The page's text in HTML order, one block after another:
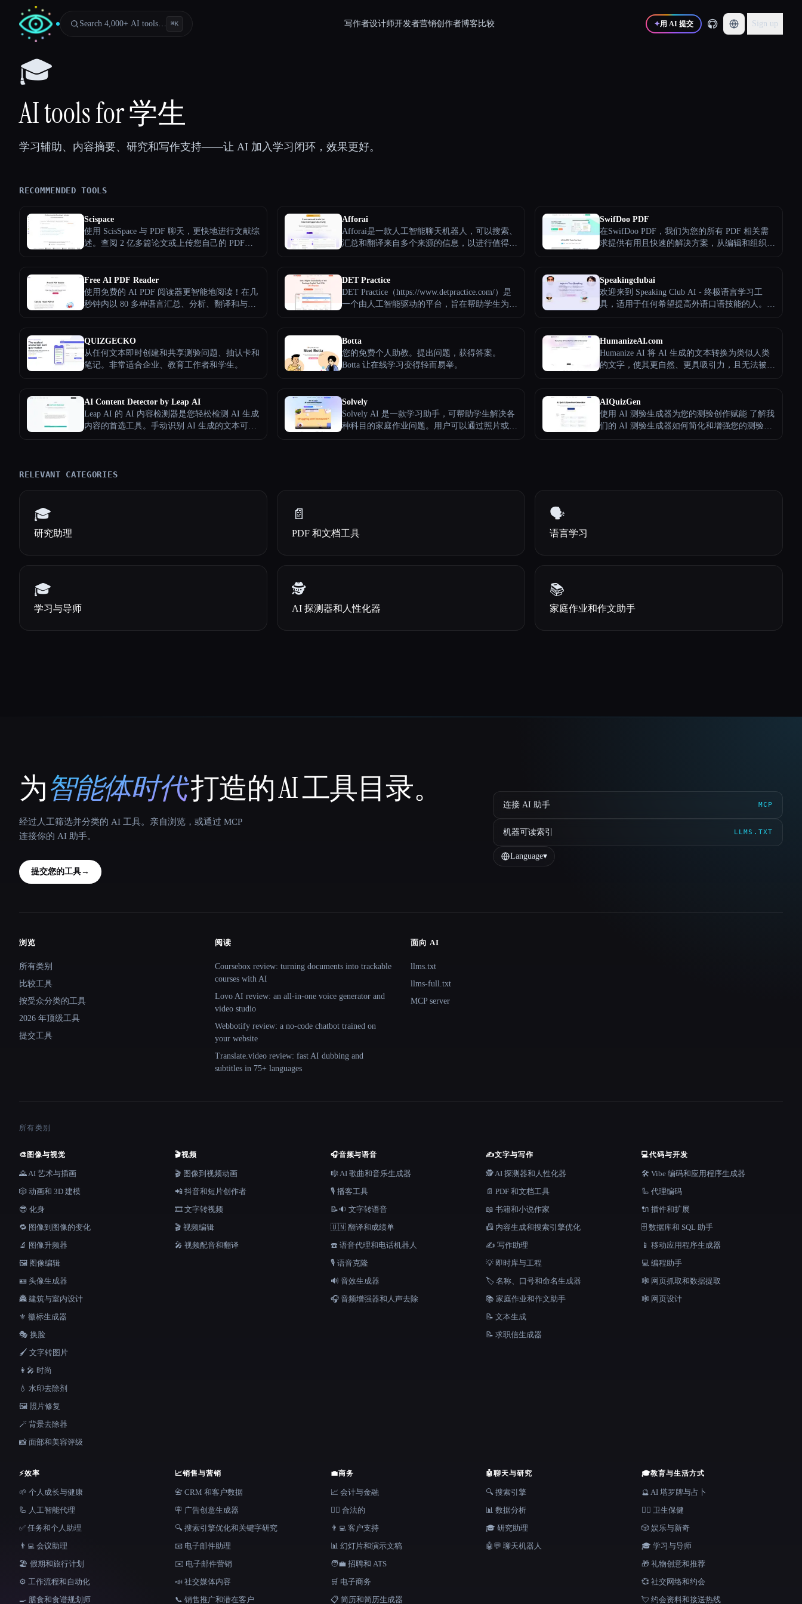
Search 4,000+ AI tools… ⌘K 写作者设计师开发者营销创作者博客 比较 ✦用 AI 提交 Sign up
🎓
AI tools for 学生
学习辅助、内容摘要、研究和写作支持——让 AI 加入学习闭环，效果更好。
RECOMMENDED TOOLS
Scispace
使用 ScisSpace 与 PDF 聊天，更快地进行文献综
述。查阅 2 亿多篇论文或上传您自己的 PDF，
Afforai
Afforai是一款人工智能聊天机器人，可以搜索、
汇总和翻译来自多个来源的信息，以进行值得信
SwifDoo PDF
在SwifDoo PDF，我们为您的所有 PDF 相关需
求提供有用且快速的解决方案，从编辑和组织到
经帮助用户处理了数百万份PDF文档。
Free AI PDF Reader
使用免费的 AI PDF 阅读器更智能地阅读！在几
秒钟内以 80 多种语言汇总、分析、翻译和与您
DET Practice
DET Practice（https://www.detpractice.com/）是
一个由人工智能驱动的平台，旨在帮助学生为
智能功能：
Speakingclubai
欢迎来到 Speaking Club AI - 终极语言学习工
具，适用于任何希望提高外语口语技能的人。借
QUIZGECKO
从任何文本即时创建和共享测验问题、抽认卡和
笔记。非常适合企业、教育工作者和学生。
Botta
您的免费个人助教。提出问题，获得答案。
Botta 让在线学习变得轻而易举。
HumanizeAI.com
Humanize AI 将 AI 生成的文本转换为类似人类
的文字，使其更自然、更具吸引力，且无法被
性。
AI Content Detector by Leap AI
Leap AI 的 AI 内容检测器是您轻松检测 AI 生成
内容的首选工具。手动识别 AI 生成的文本可能
免费的，每个人都可以永久使用。
Solvely
Solvely AI 是一款学习助手，可帮助学生解决各
种科目的家庭作业问题。用户可以通过照片或文
AIQuizGen
使用 AI 测验生成器为您的测验创作赋能 了解我
们的 AI 测验生成器如何简化和增强您的测验创
RELEVANT CATEGORIES
🎓
研究助理
📄
PDF 和文档工具
🗣️
语言学习
🎓
学习与导师
🕵️
AI 探测器和人性化器
📚
家庭作业和作文助手
That AI Collection
为智能体时代打造的 AI 工具目录。
经过人工筛选并分类的 AI 工具。亲自浏览，或通过 MCP
连接你的 AI 助手。
提交您的工具→
连接 AI 助手 MCP
机器可读索引 LLMS.TXT
Language▾
Site navigation
浏览
所有类别
比较工具
按受众分类的工具
2026 年顶级工具
提交工具
阅读
Coursebox review: turning documents into trackable
courses with AI
Lovo AI review: an all-in-one voice generator and
video studio
Webbotify review: a no-code chatbot trained on
your website
Translate.video review: fast AI dubbing and
subtitles in 75+ languages
面向 AI
llms.txt
llms-full.txt
MCP server
所有类别
🎨 图像与视觉
🌄 AI 艺术与插画
🎲 动画和 3D 建模
😎 化身
🔁 图像到图像的变化
🔬 图像升频器
🖼️ 图像编辑
🪪 头像生成器
🏯 建筑与室内设计
⚜️ 徽标生成器
🎭 换脸
🖌️ 文字转图片
👩‍🎤 时尚
💧 水印去除剂
🖼️ 照片修复
🪄 背景去除器
📸 面部和美容评级
🎬视频
🎬 图像到视频动画
📲 抖音和短片创作者
🎞️ 文字转视频
🎬 视频编辑
🎤 视频配音和翻译
🎧音频与语音
🎼 AI 歌曲和音乐生成器
🎙️ 播客工具
📝🔉 文字转语音
🇺🇳 翻译和成绩单
☎️ 语音代理和电话机器人
🎙️ 语音克隆
🔊 音效生成器
🎧 音频增强器和人声去除
✍️文字与写作
🕵️ AI 探测器和人性化器
📄 PDF 和文档工具
📖 书籍和小说作家
📠 内容生成和搜索引擎优化
✍️ 写作助理
💡 即时库与工程
🏷️ 名称、口号和命名生成器
📚 家庭作业和作文助手
📝 文本生成
📝 求职信生成器
💻代码与开发
🛠️ Vibe 编码和应用程序生成器
🦾 代理编码
🔌 插件和扩展
🗄️ 数据库和 SQL 助手
📱 移动应用程序生成器
💻 编程助手
🕸️ 网页抓取和数据提取
🕸 网页设计
⚡效率
🌱 个人成长与健康
🦾 人工智能代理
✅ 任务和个人助理
👨‍💻 会议助理
🏖 假期和旅行计划
⚙️ 工作流程和自动化
🍳 膳食和食谱规划师
📈销售与营销
📇 CRM 和客户数据
🪧 广告创意生成器
🔍 搜索引擎优化和关键字研究
📧 电子邮件助理
✉️ 电子邮件营销
📣 社交媒体内容
📞 销售推广和潜在客户
💼商务
📈 会计与金融
👩‍⚖️ 合法的
👨‍💻 客户支持
📊 幻灯片和演示文稿
🧑‍💼 招聘和 ATS
🛒 电子商务
📋 简历和简历生成器
🤖聊天与研究
🔍 搜索引擎
📊 数据分析
🎓 研究助理
🤖💬 聊天机器人
🎓教育与生活方式
🔮 AI 塔罗牌与占卜
👩‍⚕️ 卫生保健
🎲 娱乐与新奇
🎓 学习与导师
🎁 礼物创意和推荐
💞 社交网络和约会
💘 约会资料和接送热线